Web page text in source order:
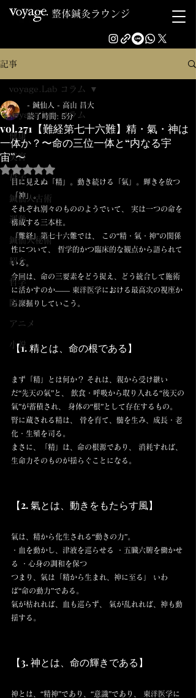
整体鍼灸ラウンジ
記事
voyage.Lab コラム
健康
美容
母子
鍼仙人古術
運動
鍼仙人秘術
紹介
哲学
臨床
アニメ
小説
voyage.Lab コラム
vol.271【難経第七十六難】精・氣・神は
一体か？〜命の三位一体と“内なる宇
宙”〜
- 鍼仙人 - 高山 昌大
読了時間: 5分
5つ星のうちNaNと評価されています。
目に見えぬ「精」。動き続ける「氣」。輝きを放つ
「神」。
それぞれ別々のもののようでいて、 実は一つの命を
構成する三本柱。
『難経』第七十六難では、 この“精・氣・神”の関係
性について、 哲学的かつ臨床的な観点から語られて
いる。
今回は、命の三要素をどう捉え、どう統合して施術
に活かすのか—— 東洋医学における最高次の視座か
ら深掘りしていこう。
【1. 精とは、命の根である】
まず「精」とは何か？ それは、親から受け継い
だ“先天の氣”と、 飲食・呼吸から取り入れる“後天の
氣”が蓄積され、 身体の“根”として存在するもの。
腎に蔵される精は、 骨を育て、髄を生み、成長・老
化・生殖を司る。
まさに、「精」は、命の根源であり、 消耗すれば、
生命力そのものが揺らぐことになる。
【2. 氣とは、動きをもたらす風】
氣は、精から化生される“動きの力”。
・血を動かし、津液を巡らせる ・五臓六腑を働かせ
る ・心身の調和を保つ
つまり、氣は「精から生まれ、神に至る」 いわ
ば“命の動力”である。
氣が枯れれば、血も巡らず、 氣が乱れれば、神も動
揺する。
【3. 神とは、命の輝きである】
神とは、“精神”であり、“意識”であり、 東洋医学に